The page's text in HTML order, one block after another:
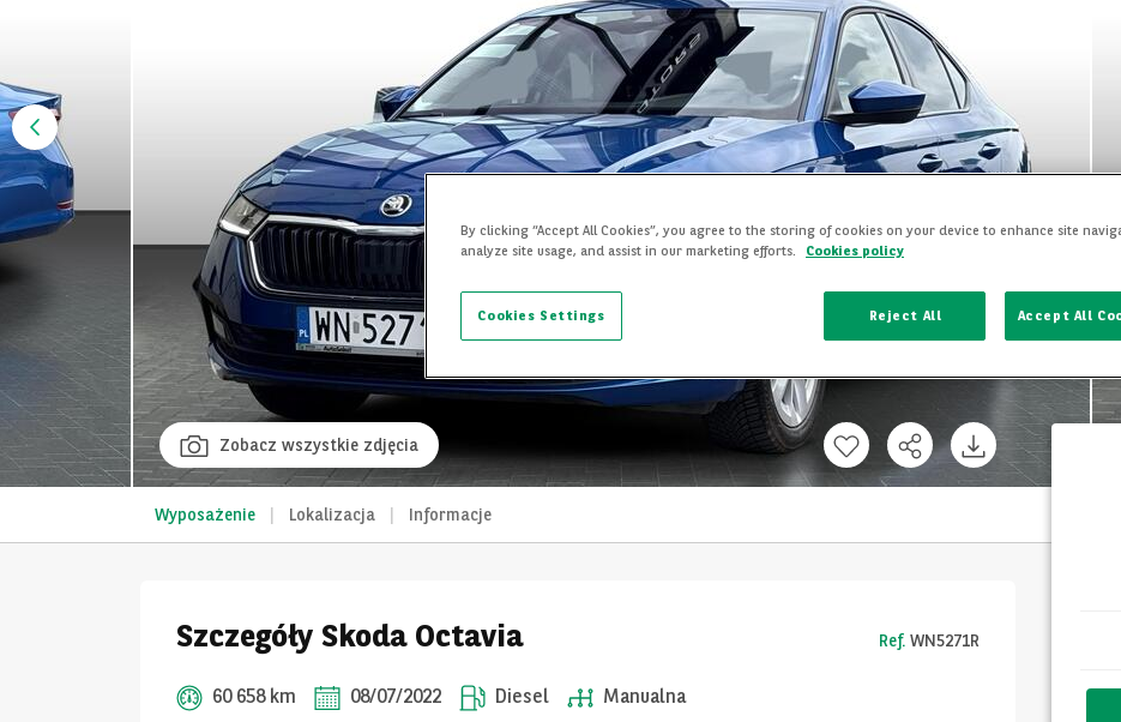
Zobacz wszystkie zdjęcia
Wyposażenie Lokalizacja Informacje
Szczegóły Skoda Octavia
60 658 km 08/07/2022 Diesel Manualna
Ref. WN5271R
By clicking “Accept All Cookies”, you agree to the storing of cookies on your device to enhance site
analyze site usage, and assist in our marketing efforts.
Cookies policy
Reject All Accept All
Cookies Settings